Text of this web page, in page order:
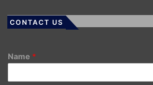
CONTACT US
Name *